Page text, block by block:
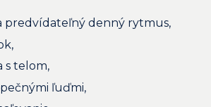
predvídateľný denný rytmus,
s telom,
ľuďmi,